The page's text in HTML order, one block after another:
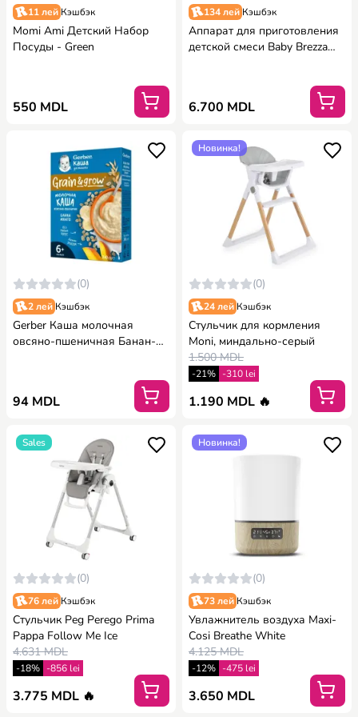
11 лей Кэшбэк
Momi Ami Детский Набор
Посуды - Green
550 MDL
134 лей Кэшбэк
Аппарат для приготовления
детской смеси Baby Brezza
6.700 MDL
(0)
2 лей Кэшбэк
Gerber Каша молочная
овсяно-пшеничная Банан-
94 MDL
Новинка!
(0)
24 лей Кэшбэк
Стульчик для кормления
Moni, миндально-серый
1.500 MDL
-21% -310 lei
1.190 MDL 🔥
Sales
(0)
76 лей Кэшбэк
Стульчик Peg Perego Prima
Pappa Follow Me Ice
4.631 MDL
-18% -856 lei
3.775 MDL 🔥
Новинка!
(0)
73 лей Кэшбэк
Увлажнитель воздуха Maxi-
Cosi Breathe White
4.125 MDL
-12% -475 lei
3.650 MDL